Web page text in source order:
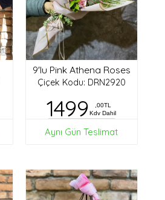
9'lu Pink Athena Roses
Çiçek Kodu: DRN2920
1499
,00TL
Kdv Dahil
Aynı Gün Teslimat